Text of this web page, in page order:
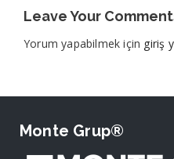
Leave Your
Yorum yapabilmek için giriş
Monte Grup®